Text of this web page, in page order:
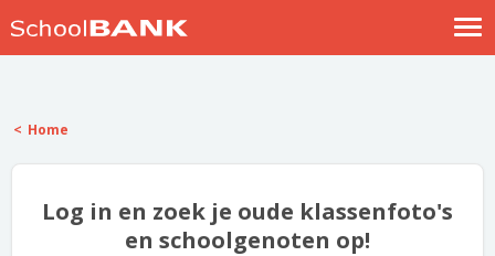
Help
Home
Log in en zoek je oude klassenfoto's
en schoolgenoten op!